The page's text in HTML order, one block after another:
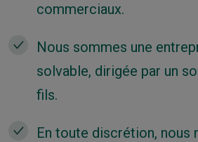
commerciaux.
Nous sommes une
solvable, dirigée par un
fils.
En toute discrétion, nous